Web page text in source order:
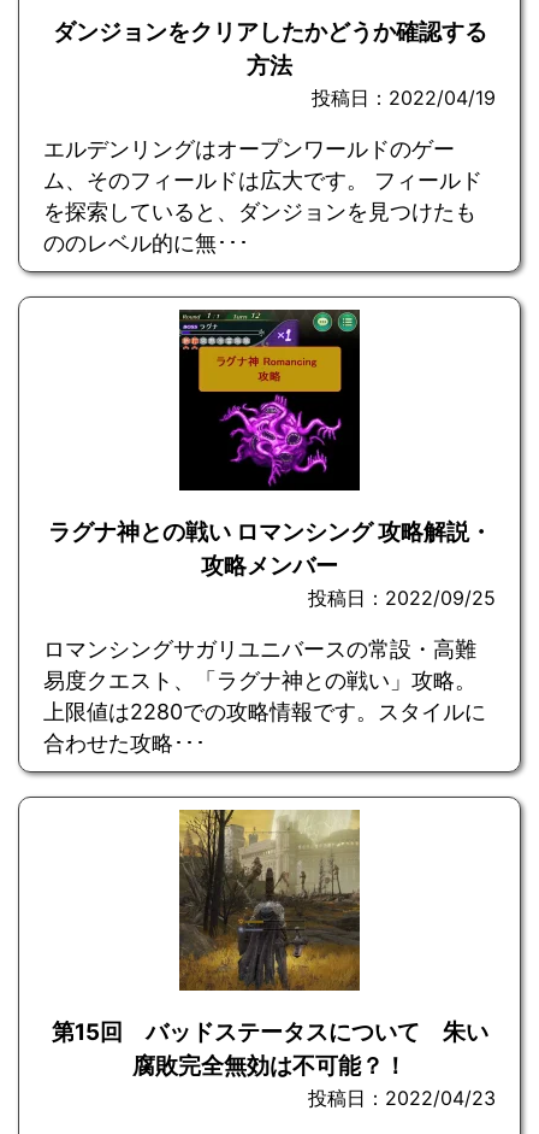
ダンジョンをクリアしたかどうか確認する
方法
投稿日：2022/04/19
エルデンリングはオープンワールドのゲー
ム、そのフィールドは広大です。 フィールド
を探索していると、ダンジョンを見つけたも
ののレベル的に無･･･
ラグナ神との戦い ロマンシング 攻略解説・
攻略メンバー
投稿日：2022/09/25
ロマンシングサガリユニバースの常設・高難
易度クエスト、「ラグナ神との戦い」攻略。
上限値は2280での攻略情報です。スタイルに
合わせた攻略･･･
第15回 バッドステータスについて 朱い
腐敗完全無効は不可能？！
投稿日：2022/04/23